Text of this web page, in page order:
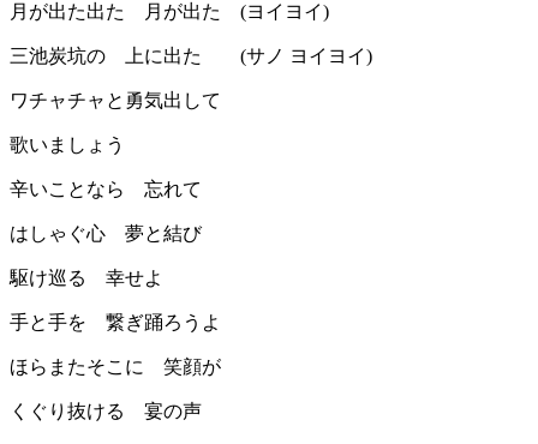
月が出た出た 月が出た (ヨイヨイ)
三池炭坑の 上に出た (サノ ヨイヨイ)
ワチャチャと勇気出して
歌いましょう
辛いことなら 忘れて
はしゃぐ心 夢と結び
駆け巡る 幸せよ
手と手を 繋ぎ踊ろうよ
ほらまたそこに 笑顔が
くぐり抜ける 宴の声